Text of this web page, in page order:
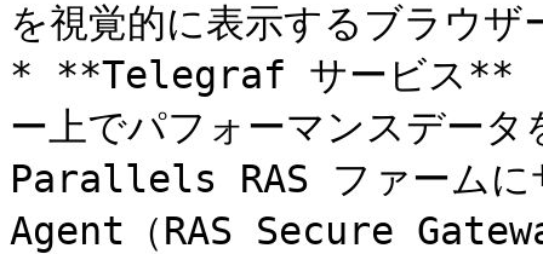
を視覚的に表示するブラウ
* **Telegraf サービス** -
ー上でパフォーマンスデー
Parallels RAS ファームに
Agent（RAS Secure